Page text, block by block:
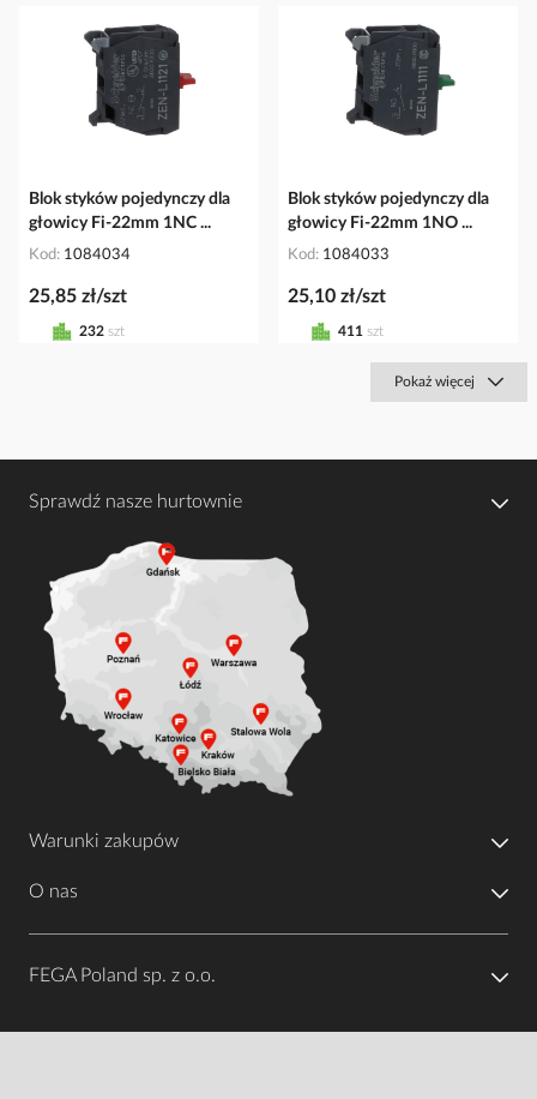
Blok styków pojedynczy dla
głowicy Fi-22mm 1NC ...
Kod 1084034
25,85 zł/szt
232 szt
Blok styków pojedynczy dla
głowicy Fi-22mm 1NO ...
Kod 1084033
25,10 zł/szt
411 szt
Pokaż więcej
Sprawdź nasze hurtownie
Warunki zakupów
O nas
FEGA Poland sp. z o.o.